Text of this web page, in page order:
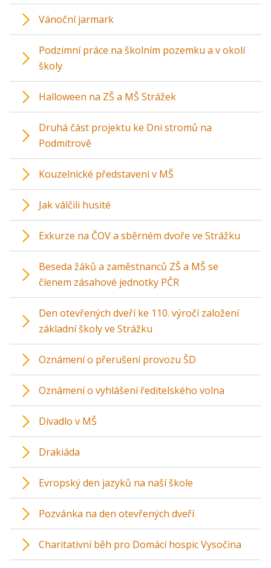
Vánoční jarmark
Podzimní práce na školním pozemku a v okolí
školy
Halloween na ZŠ a MŠ Strážek
Druhá část projektu ke Dni stromů na
Podmitrově
Kouzelnické představení v MŠ
Jak válčili husité
Exkurze na ČOV a sběrném dvoře ve Strážku
Beseda žáků a zaměstnanců ZŠ a MŠ se
členem zásahové jednotky PČR
Den otevřených dveří ke 110. výročí založení
základní školy ve Strážku
Oznámení o přerušení provozu ŠD
Oznámení o vyhlášení ředitelského volna
Divadlo v MŠ
Drakiáda
Evropský den jazyků na naší škole
Pozvánka na den otevřených dveří
Charitativní běh pro Domácí hospic Vysočina